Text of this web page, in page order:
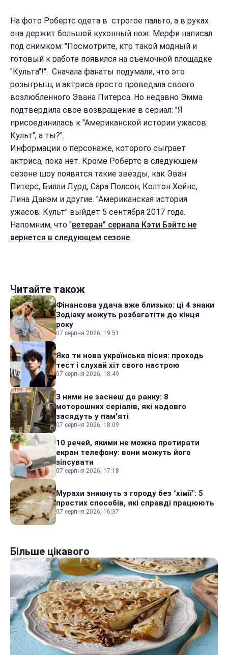
На фото Робертс одета в строгое пальто, а в руках
она держит большой кухонный нож. Мерфи написал
под снимком: "Посмотрите, кто такой модный и
готовый к работе появился на съемочной площадке
"Культа"!". Сначала фанаты подумали, что это
розыгрыш, и актриса просто проведала своего
возлюбленного Эвана Питерса. Но недавно Эмма
подтвердила свое возвращение в сериал: "Я
присоединилась к "Американской истории ужасов:
Культ", а ты?".
Информации о персонаже, которого сыграет
актриса, пока нет. Кроме Робертс в следующем
сезоне шоу появятся такие звезды, как Эван
Питерс, Билли Лурд, Сара Полсон, Колтон Хейнс,
Лина Данэм и другие. "Американская история
ужасов: Культ" выйдет 5 сентября 2017 года.
Напомним, что "ветеран" сериала Кэти Бэйтс не
вернется в следующем сезоне.
Читайте також
Фінансова удача вже близько: ці 4 знаки
Зодіаку можуть розбагатіти до кінця
року
07 серпня 2026, 19:51
Яка ти нова українська пісня: проходь
тест і слухай хіт свого настрою
07 серпня 2026, 18:49
З ними не заснеш до ранку: 8
моторошних серіалів, які надовго
засядуть у пам'яті
07 серпня 2026, 18:09
10 речей, якими не можна протирати
екран телефону: вони можуть його
зіпсувати
07 серпня 2026, 17:18
Мурахи зникнуть з городу без "хімії": 5
простих способів, які справді працюють
07 серпня 2026, 16:37
Більше цікавого